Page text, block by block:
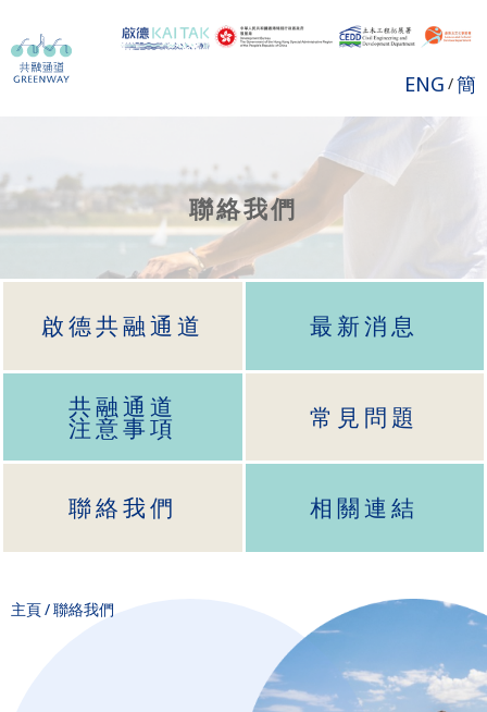
ENG /簡
聯絡我們
啟德共融通道 最新消息
共融通道
注意事項 常見問題
聯絡我們 相關連結
主頁/聯絡我們